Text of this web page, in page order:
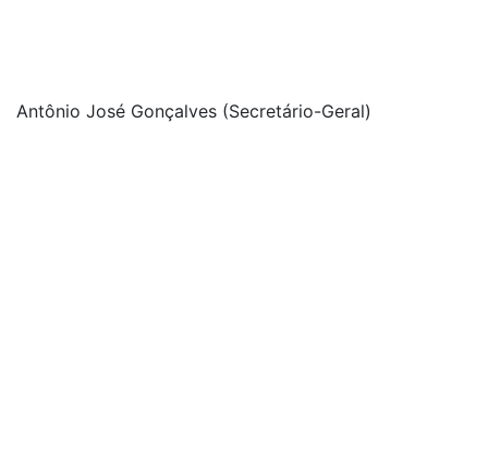
Antônio José Gonçalves (Secretário-Geral)